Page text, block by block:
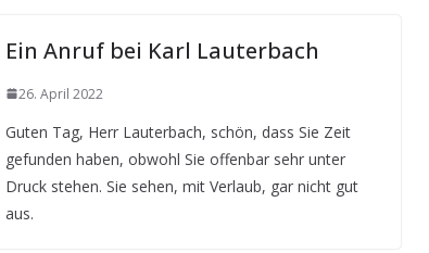
Ein Anruf bei Karl Lauterbach
26. April 2022
Guten Tag, Herr Lauterbach, schön, dass Sie Zeit
gefunden haben, obwohl Sie offenbar sehr unter
Druck stehen. Sie sehen, mit Verlaub, gar nicht gut
aus.